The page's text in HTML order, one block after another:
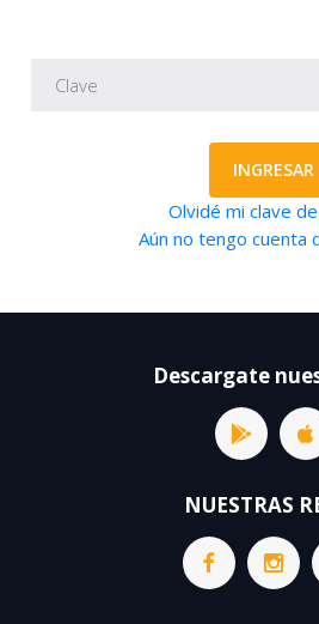
INGRESAR
Olvidé mi clave
Aún no tengo cuenta
Descargate
NUESTRAS